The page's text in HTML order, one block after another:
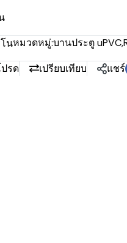
นหมวดหมู่:บานประตู uPVC,
รด
เปรียบเทียบ แชร์